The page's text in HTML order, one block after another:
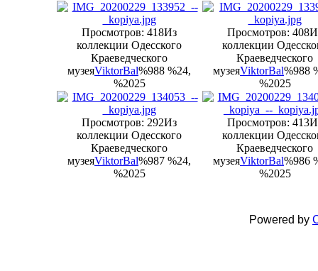
Просмотров: 418Из
коллекции Одесского
Краеведческого
музеяViktorBal%988 %24,
%2025
Просмотров: 408
коллекции
Краеведческого
музеяViktorBal%988
%2025
Просмотров: 292Из
коллекции Одесского
Краеведческого
музеяViktorBal%987 %24,
%2025
Просмотров: 413
коллекции
Краеведческого
музеяViktorBal%986
%2025
Powered by